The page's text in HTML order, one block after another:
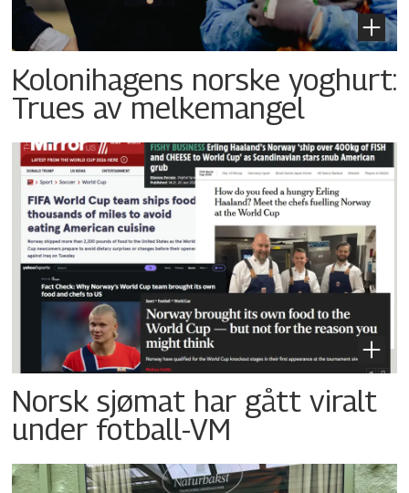
Kolonihagens norske yoghurt:
Trues av melkemangel
Norsk sjømat har gått viralt
under fotball-VM